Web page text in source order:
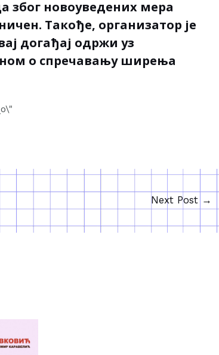
због новоуведених мера
Такође, организатор је
догађај одржи уз
о спречавању ширења
Next Post →